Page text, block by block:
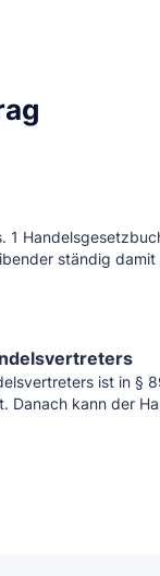
ständig
ist in §
Danach kann der